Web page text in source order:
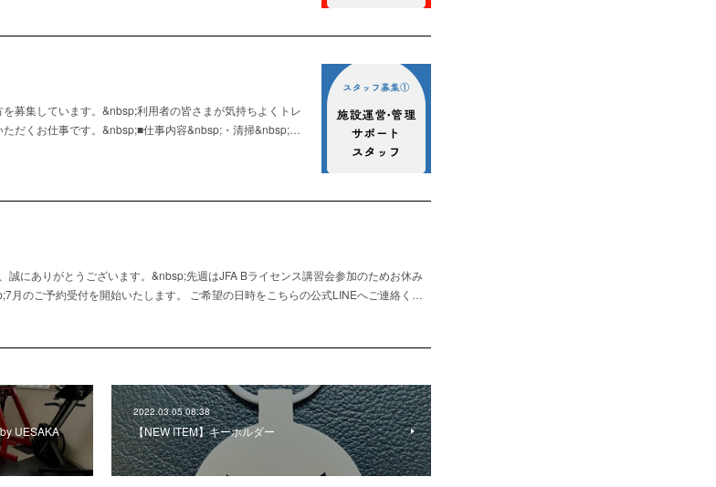
募集しています。&nbsp;利用者の皆さまが気持ちよくトレ
だくお仕事です。&nbsp;■仕事内容&nbsp;・清掃&nbsp;…
誠にありがとうございます。&nbsp;先週はJFA Bライセンス講習会参加のためお休み
月のご予約受付を開始いたします。 ご希望の日時をこちらの公式LINEへご連絡く…
UESAKA
2022.03.05 08:38
【NEW ITEM】キーホルダー